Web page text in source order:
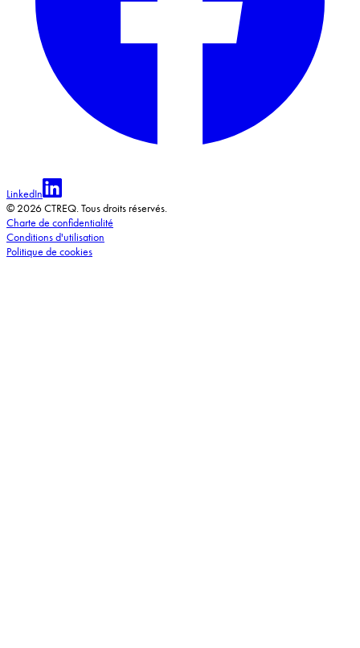
LinkedIn
© 2026 CTREQ. Tous droits réservés.
Charte de confidentialité
Conditions d'utilisation
Politique de cookies